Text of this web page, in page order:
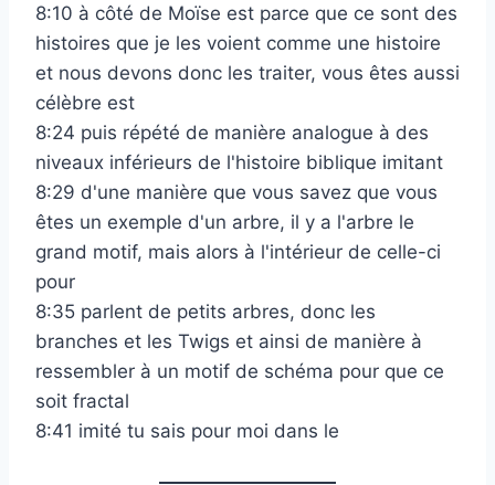
8:10 à côté de Moïse est parce que ce sont des
histoires que je les voient comme une histoire
et nous devons donc les traiter, vous êtes aussi
célèbre est
8:24 puis répété de manière analogue à des
niveaux inférieurs de l'histoire biblique imitant
8:29 d'une manière que vous savez que vous
êtes un exemple d'un arbre, il y a l'arbre le
grand motif, mais alors à l'intérieur de celle-ci
pour
8:35 parlent de petits arbres, donc les
branches et les Twigs et ainsi de manière à
ressembler à un motif de schéma pour que ce
soit fractal
8:41 imité tu sais pour moi dans le